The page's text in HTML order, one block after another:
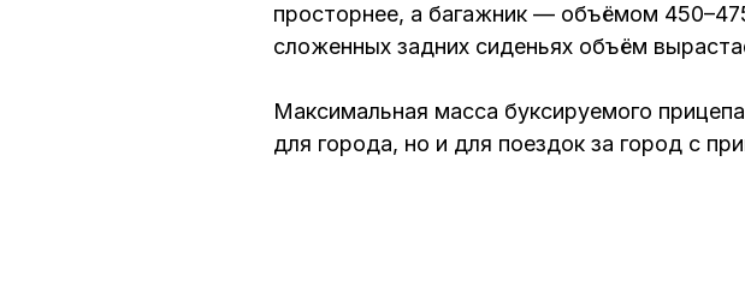
просторнее, а багажник — объёмом
сложенных задних сиденьях объём
Максимальная масса буксируемого
для города, но и для поездок за город с